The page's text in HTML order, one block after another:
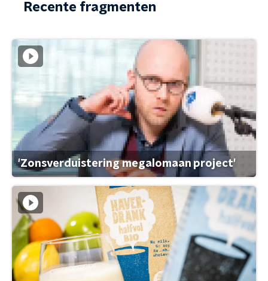
Recente fragmenten
'Zonsverduistering megalomaan project'